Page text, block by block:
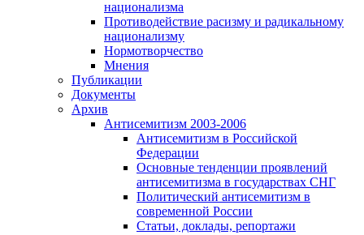
национализма
Противодействие расизму и радикальному
национализму
Нормотворчество
Мнения
Публикации
Документы
Архив
Антисемитизм 2003-2006
Антисемитизм в Российской
Федерации
Основные тенденции проявлений
антисемитизма в государствах СНГ
Политический антисемитизм в
современной России
Статьи, доклады, репортажи